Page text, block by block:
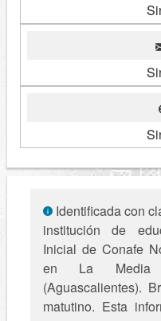
Identificada con
institución de
Inicial de Conafe
en La Media
(Aguascalientes).
matutino. Esta